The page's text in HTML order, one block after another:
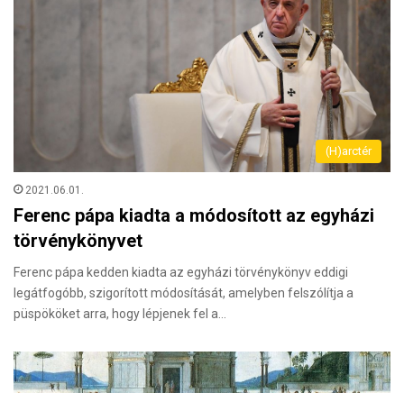
(H)arctér
2021.06.01.
Ferenc pápa kiadta a módosított az egyházi
törvénykönyvet
Ferenc pápa kedden kiadta az egyházi törvénykönyv eddigi
legátfogóbb, szigorított módosítását, amelyben felszólítja a
püspököket arra, hogy lépjenek fel a…